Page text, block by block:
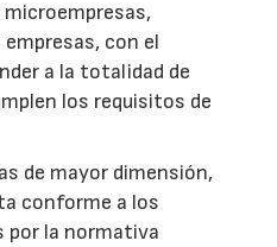
microempresas,
con el
a la totalidad de
los requisitos de
de mayor dimensión,
conforme a los
por la normativa